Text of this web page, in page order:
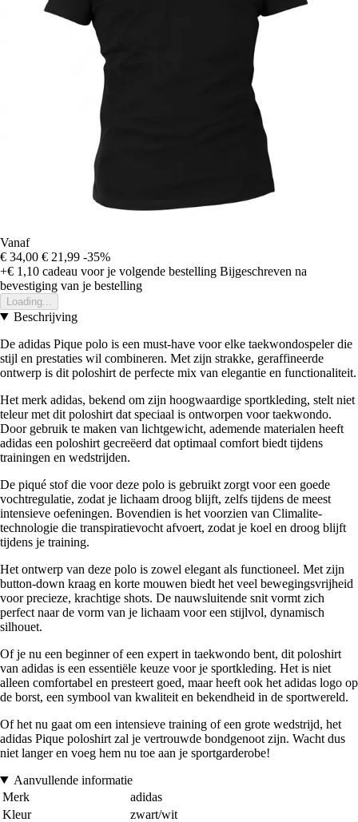
Vanaf
€ 34,00 € 21,99 -35%
+€ 1,10 cadeau voor je volgende bestelling Bijgeschreven na
bevestiging van je bestelling
Loading...
Beschrijving
De adidas Pique polo is een must-have voor elke taekwondospeler die
stijl en prestaties wil combineren. Met zijn strakke, geraffineerde
ontwerp is dit poloshirt de perfecte mix van elegantie en functionaliteit.
Het merk adidas, bekend om zijn hoogwaardige sportkleding, stelt niet
teleur met dit poloshirt dat speciaal is ontworpen voor taekwondo.
Door gebruik te maken van lichtgewicht, ademende materialen heeft
adidas een poloshirt gecreëerd dat optimaal comfort biedt tijdens
trainingen en wedstrijden.
De piqué stof die voor deze polo is gebruikt zorgt voor een goede
vochtregulatie, zodat je lichaam droog blijft, zelfs tijdens de meest
intensieve oefeningen. Bovendien is het voorzien van Climalite-
technologie die transpiratievocht afvoert, zodat je koel en droog blijft
tijdens je training.
Het ontwerp van deze polo is zowel elegant als functioneel. Met zijn
button-down kraag en korte mouwen biedt het veel bewegingsvrijheid
voor precieze, krachtige shots. De nauwsluitende snit vormt zich
perfect naar de vorm van je lichaam voor een stijlvol, dynamisch
silhouet.
Of je nu een beginner of een expert in taekwondo bent, dit poloshirt
van adidas is een essentiële keuze voor je sportkleding. Het is niet
alleen comfortabel en presteert goed, maar heeft ook het adidas logo op
de borst, een symbool van kwaliteit en bekendheid in de sportwereld.
Of het nu gaat om een intensieve training of een grote wedstrijd, het
adidas Pique poloshirt zal je vertrouwde bondgenoot zijn. Wacht dus
niet langer en voeg hem nu toe aan je sportgarderobe!
Aanvullende informatie
Merk
adidas
Kleur
zwart/wit